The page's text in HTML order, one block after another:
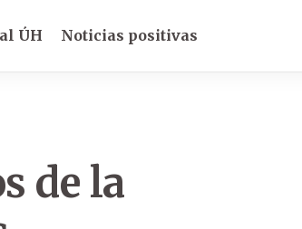
ÚH Noticias positivas
de la